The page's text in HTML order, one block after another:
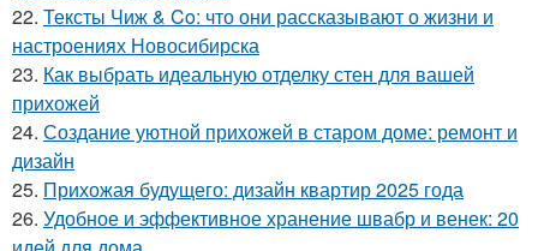
22. Тексты Чиж & Co: что они рассказывают о жизни и
настроениях Новосибирска
23. Как выбрать идеальную отделку стен для вашей
прихожей
24. Создание уютной прихожей в старом доме: ремонт и
дизайн
25. Прихожая будущего: дизайн квартир 2025 года
26. Удобное и эффективное хранение швабр и венек: 20